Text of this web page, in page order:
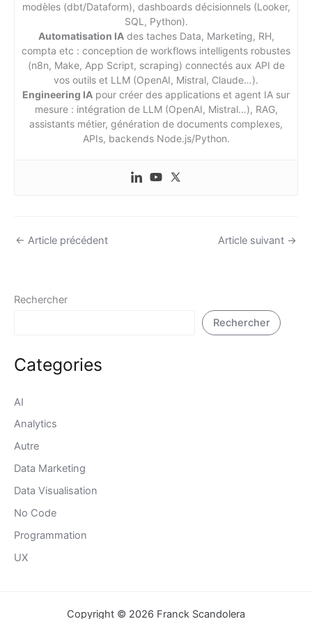
modèles (dbt/Dataform), dashboards décisionnels (Looker,
SQL, Python).
Automatisation IAdes taches Data, Marketing, RH,
compta etc : conception de workflows intelligents robustes
(n8n, Make, App Script, scraping) connectés aux API de
vos outils et LLM (OpenAI, Mistral, Claude…).
Engineering IA pour créer des applications et agent IA sur
mesure : intégration de LLM (OpenAI, Mistral…), RAG,
assistants métier, génération de documents complexes,
APIs, backends Node.js/Python.
← Article précédent Article suivant →
Rechercher
Rechercher
Categories
AI
Analytics
Autre
Data Marketing
Data Visualisation
No Code
Programmation
UX
Copyright © 2026 Franck Scandolera